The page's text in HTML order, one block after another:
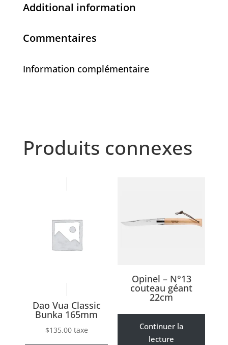
0000)
(00,00$)
Additional information
Commentaires
Information complémentaire
Produits connexes
Dao Vua Classic
Bunka 165mm
$135.00 taxe
Opinel – N°13
couteau géant
22cm
Continuer la
lecture